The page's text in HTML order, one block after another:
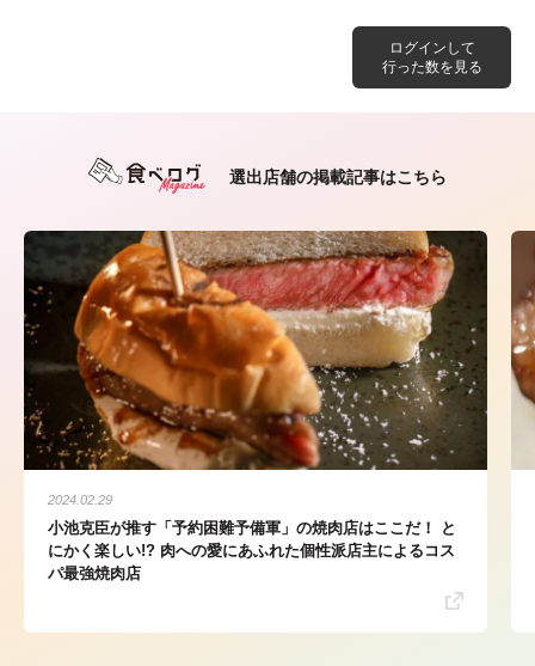
ログインして
行った数を見る
選出店舗の掲載記事はこちら
2024.02.29
小池克臣が推す「予約困難予備軍」の焼肉店はここだ！ と
にかく楽しい!? 肉への愛にあふれた個性派店主によるコス
パ最強焼肉店